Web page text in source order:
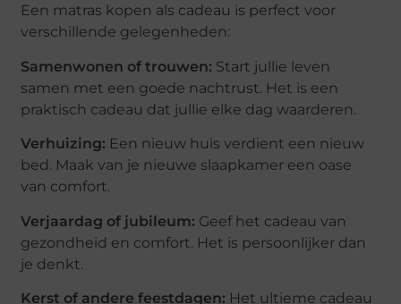
Een matras kopen als cadeau is perfect voor
verschillende gelegenheden:
Samenwonen of trouwen: Start jullie leven
samen met een goede nachtrust. Het is een
praktisch cadeau dat jullie elke dag waarderen.
Verhuizing: Een nieuw huis verdient een nieuw
bed. Maak van je nieuwe slaapkamer een oase
van comfort.
Verjaardag of jubileum: Geef het cadeau van
gezondheid en comfort. Het is persoonlijker dan
je denkt.
Kerst of andere feestdagen: Het ultieme cadeau